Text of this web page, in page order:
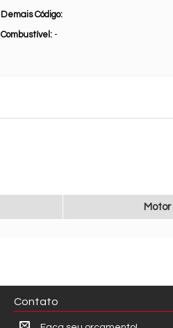
Demais Código:
Combustível: -
Motor
Contato